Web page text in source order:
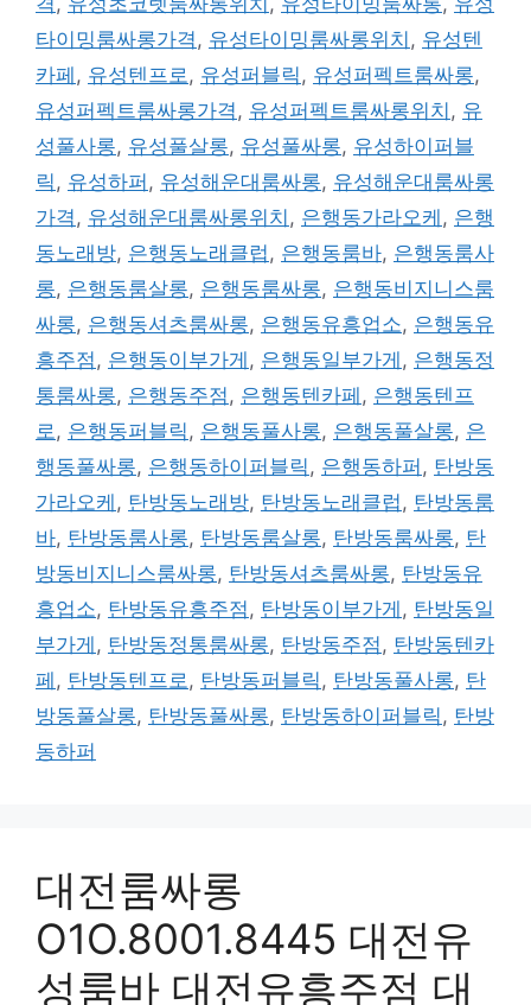
타이밍룸싸롱가격 , 유성타이밍룸싸롱위치 , 유성텐
카페 , 유성텐프로 , 유성퍼블릭 , 유성퍼펙트룸싸롱,
유성퍼펙트룸싸롱가격 , 유성퍼펙트룸싸롱위치 , 유
성풀사롱, 유성풀살롱, 유성풀싸롱, 유성하이퍼블
릭 , 유성하퍼 , 유성해운대룸싸롱, 유성해운대룸싸롱
가격 , 유성해운대룸싸롱위치 , 은행동가라오케 , 은행
동노래방, 은행동노래클럽 , 은행동룸바, 은행동룸사
롱, 은행동룸살롱, 은행동룸싸롱, 은행동비지니스룸
싸롱, 은행동셔츠룸싸롱, 은행동유흥업소, 은행동유
흥주점 , 은행동이부가게 , 은행동일부가게 , 은행동정
통룸싸롱, 은행동주점 , 은행동텐카페 , 은행동텐프
로 , 은행동퍼블릭 , 은행동풀사롱, 은행동풀살롱, 은
행동풀싸롱, 은행동하이퍼블릭 , 은행동하퍼 , 탄방동
가라오케 , 탄방동노래방, 탄방동노래클럽 , 탄방동룸
바, 탄방동룸사롱, 탄방동룸살롱, 탄방동룸싸롱, 탄
방동비지니스룸싸롱, 탄방동셔츠룸싸롱, 탄방동유
흥업소, 탄방동유흥주점 , 탄방동이부가게 , 탄방동일
부가게 , 탄방동정통룸싸롱, 탄방동주점 , 탄방동텐카
페 , 탄방동텐프로 , 탄방동퍼블릭 , 탄방동풀사롱, 탄
방동풀살롱, 탄방동풀싸롱, 탄방동하이퍼블릭 , 탄방
동하퍼
대전룸싸롱
O1O.8001.8445 대전유
성룸바 대전유흥주점 대